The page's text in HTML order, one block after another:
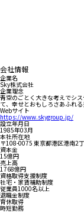
会社情報
企業名
Sky株式会社
企業理念
青空のごとく大きな考えでシ
て、幸せとおもしろさあふれ
Webサイト
https://www.skygroup.jp/
設立年月日
1985年03月
本社所在地
〒108-0075 東京都港区港南2
資本金
15億円
売上高
1768億円
資格取得支援制度
社宅・家賃補助制度
従業員1000名以上
退職金制度
育休取得
時短勤務